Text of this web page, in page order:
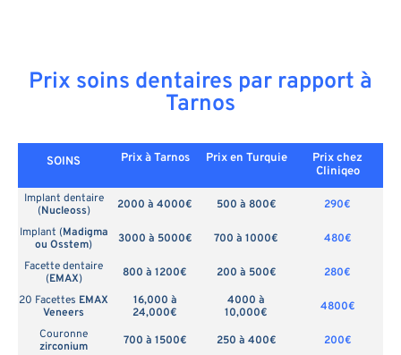
Prix soins dentaires par rapport à
Tarnos
SOINS Prix à Tarnos Prix en Turquie
Prix chez
Cliniqeo
Implant dentaire
(Nucleoss) 2000 à 4000€ 500 à 800€
290€
Implant (Madigma
ou Osstem) 3000 à 5000€ 700 à 1000€
480€
Facette dentaire
(EMAX) 800 à 1200€ 200 à 500€
280€
20 Facettes EMAX
Veneers
16,000 à
24,000€
4000 à
10,000€
4800€
Couronne
zirconium
700 à 1500€ 250 à 400€
200€